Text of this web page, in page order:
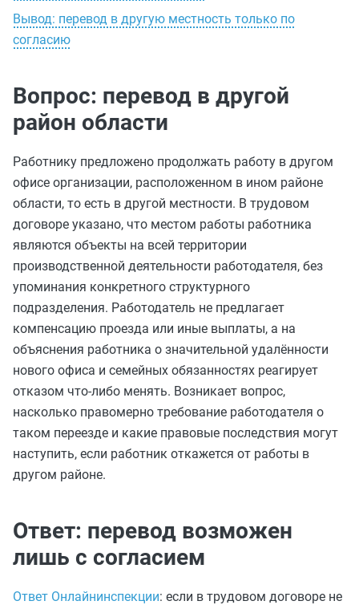
Вывод: перевод в другую местность только по
согласию
Вопрос: перевод в другой
район области
Работнику предложено продолжать работу в другом
офисе организации, расположенном в ином районе
области, то есть в другой местности. В трудовом
договоре указано, что местом работы работника
являются объекты на всей территории
производственной деятельности работодателя, без
упоминания конкретного структурного
подразделения. Работодатель не предлагает
компенсацию проезда или иные выплаты, а на
объяснения работника о значительной удалённости
нового офиса и семейных обязанностях реагирует
отказом что‑либо менять. Возникает вопрос,
насколько правомерно требование работодателя о
таком переезде и какие правовые последствия могут
наступить, если работник откажется от работы в
другом районе.
Ответ: перевод возможен
лишь с согласием
Ответ Онлайнинспекции: если в трудовом договоре не